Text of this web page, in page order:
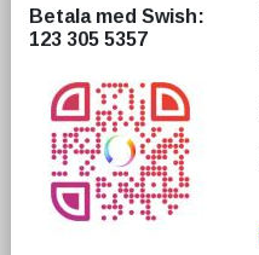
Betala med Swish:
123 305 5357